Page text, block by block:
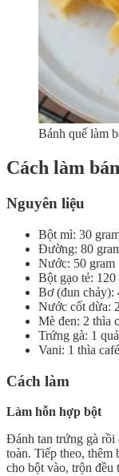
Bánh quế làm
Cách làm
Nguyên liệu
Bột mì: 30
Đường: 80
Nước: 50 gram
Bột gạo tẻ: 120
Bơ (đun chảy):
Nước cốt dừa:
Mè đen: 2 thìa
Trứng gà: 1 quả
Vani: 1 thìa café
Cách làm
Làm hỗn hợp bột
Đánh tan trứng gà rồi
toàn. Tiếp theo,
cho bột vào, trộn đều